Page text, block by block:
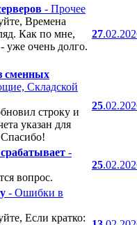
- Прочее
Времена
Как по мне,
уже очень долго.
27
сменных
Складской
строку и
указан для
Спасибо!
25
-
вопрос.
25
- Ошибки в
Если кратко: